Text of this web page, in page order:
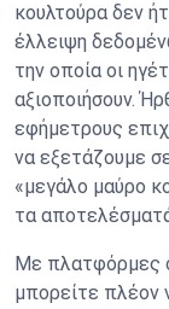
κουλτούρα δεν
έλλειψη
την οποία οι
αξιοποιήσουν.
εφήμετρους
να εξετάζουμε
«μεγάλο μαύρο
τα
Με πλατφόρμες
μπορείτε πλέον